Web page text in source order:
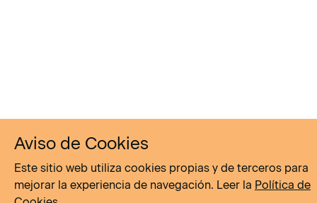
Aviso de Cookies
Este sitio web utiliza cookies propias y de terceros para
mejorar la experiencia de navegación. Leer la Política de